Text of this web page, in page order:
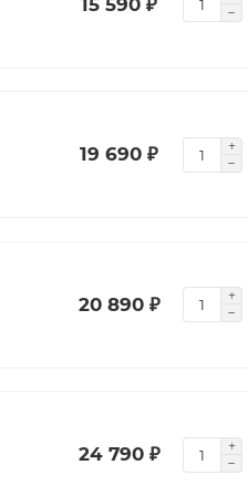
19 690 ₽
20 890 ₽
24 790 ₽